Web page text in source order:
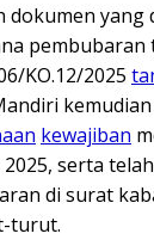
dokumen yang
pembubaran
KO.12/2025
kewajiban
serta
di surat
turut.